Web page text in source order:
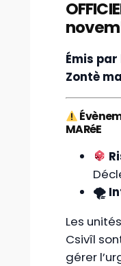
Émis
Zontè
MARéE
🌪
Les
Csivîl
gérer